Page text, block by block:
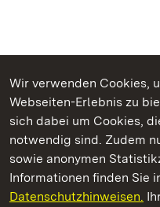
Wir verwenden Cookies,
Webseiten-Erlebnis zu
sich dabei um Cookies,
notwendig sind. Zudem
sowie anonymen
Informationen finden Sie
Datenschutzhinweisen.
Kommen. Staunen.
Staatliche Schlösser und